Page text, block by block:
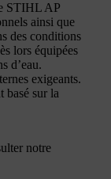
STIHL AP
ainsi que
des conditions
lors équipées
d’eau.
exigeants.
basé sur la
notre